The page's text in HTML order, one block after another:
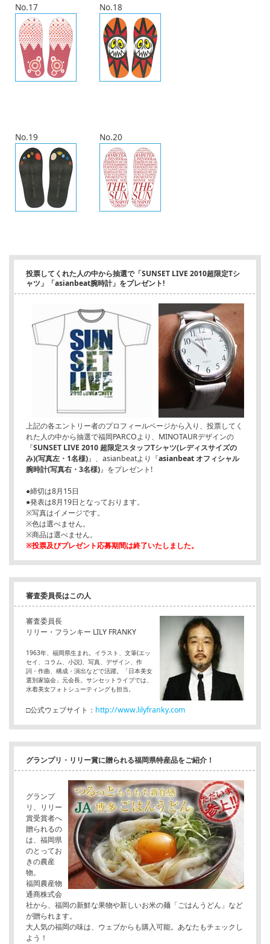
No.17 No.18
No.19 No.20
投票してくれた人の中から抽選で「SUNSET LIVE 2010超限定Tシ
ャツ」「asianbeat腕時計」をプレゼント!
上記の各エントリー者のプロフィールページから入り、投票してく
れた人の中から抽選で福岡PARCOより、MINOTAURデザインの
『SUNSET LIVE 2010 超限定スタッフTシャツ(レディスサイズの
み)(写真左・1名様)』、asianbeatより『asianbeat オフィシャル
腕時計(写真右・3名様)』をプレゼント!
●締切は8月15日
●発表は8月19日となっております。
※写真はイメージです。
※色は選べません。
※商品は選べません。
※投票及びプレゼント応募期間は終了いたしました。
審査委員長はこの人
審査委員長
リリー・フランキー LILY FRANKY
1963年、福岡県生まれ。イラスト、文筆(エッ
セイ、コラム、小説)、写真、デザイン、作
詞・作曲、構成・演出などで活躍。「日本美女
選別家協会」元会長。サンセットライブでは、
水着美女フォトシューティングも担当。
□公式ウェブサイト： http://www.lilyfranky.com
グランプリ・リリー賞に贈られる福岡県特産品をご紹介！
グランプ
リ、リリー
賞受賞者へ
贈られるの
は、福岡県
のとってお
きの農産
物。
福岡農産物
通商株式会
社から、福岡の新鮮な果物や新しいお米の麺「ごはんうどん」など
が贈られます。
大人気の福岡の味は、ウェブからも購入可能。あなたもチェックし
よう！